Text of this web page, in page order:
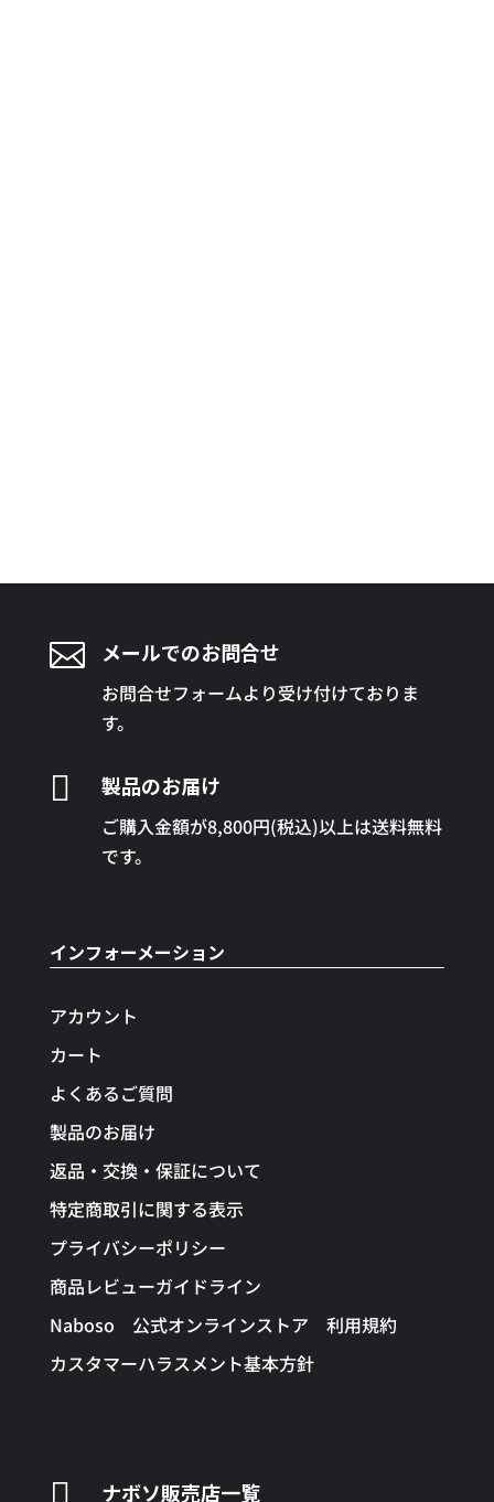
 メールでのお問合せ
お問合せフォームより受け付けておりま
す。
 製品のお届け
ご購入金額が8,800円(税込)以上は送料無料
です。
インフォーメーション
アカウント
カート
よくあるご質問
製品のお届け
返品・交換・保証について
特定商取引に関する表示
プライバシーポリシー
商品レビューガイドライン
Naboso 公式オンラインストア 利用規約
カスタマーハラスメント基本方針
ナボソ販売店一覧